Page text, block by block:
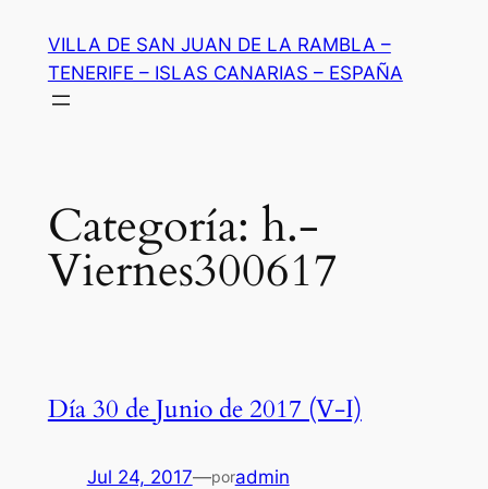
contenido
VILLA DE SAN JUAN DE LA RAMBLA –
TENERIFE – ISLAS CANARIAS – ESPAÑA
Categoría: h.-
Viernes300617
Día 30 de Junio de 2017 (V-I)
Jul 24, 2017—poradmin